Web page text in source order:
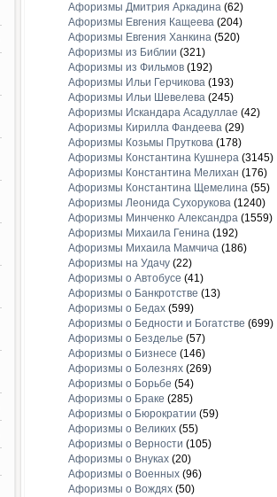
Афоризмы Дмитрия Аркадина(62)
Афоризмы Евгения Кащеева(204)
Афоризмы Евгения Ханкина(520)
Афоризмы из Библии (321)
Афоризмы из Фильмов(192)
Афоризмы Ильи Герчикова(193)
Афоризмы Ильи Шевелева(245)
Афоризмы Искандара Асадуллае (42)
Афоризмы Кирилла Фандеева(29)
Афоризмы Козьмы Пруткова(178)
Афоризмы Константина Кушнера(3145)
Афоризмы Константина Мелихан (176)
Афоризмы Константина Щемелина(55)
Афоризмы Леонида Сухорукова(1240)
Афоризмы Минченко Александра(1559)
Афоризмы Михаила Генина(192)
Афоризмы Михаила Мамчича(186)
Афоризмы на Удачу(22)
Афоризмы о Автобусе (41)
Афоризмы о Банкротстве (13)
Афоризмы о Бедах(599)
Афоризмы о Бедности и Богатстве (699)
Афоризмы о Безделье (57)
Афоризмы о Бизнесе (146)
Афоризмы о Болезнях(269)
Афоризмы о Борьбе (54)
Афоризмы о Браке (285)
Афоризмы о Бюрократии (59)
Афоризмы о Великих(55)
Афоризмы о Верности (105)
Афоризмы о Внуках(20)
Афоризмы о Военных(96)
Афоризмы о Вождях(50)